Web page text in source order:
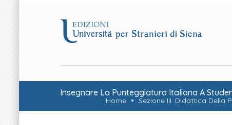
Insegnare La Punteggiatura Italiana A
Home Sezione III. Didattica Della